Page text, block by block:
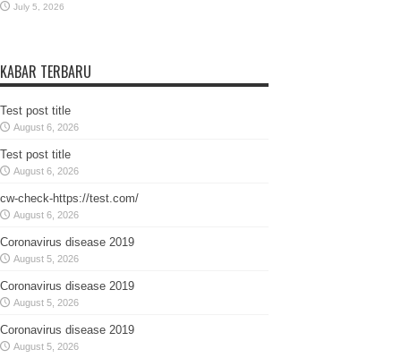
July 5, 2026
KABAR TERBARU
Test post title
August 6, 2026
Test post title
August 6, 2026
cw-check-https://test.com/
August 6, 2026
Coronavirus disease 2019
August 5, 2026
Coronavirus disease 2019
August 5, 2026
Coronavirus disease 2019
August 5, 2026